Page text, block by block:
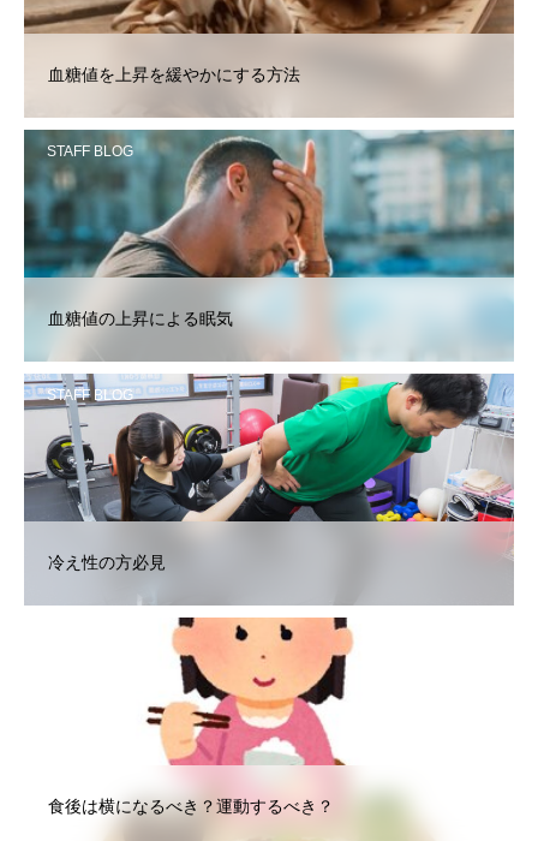
血糖値を上昇を緩やかにする方法
STAFF BLOG
血糖値の上昇による眠気
STAFF BLOG
冷え性の方必見
食後は横になるべき？運動するべき？